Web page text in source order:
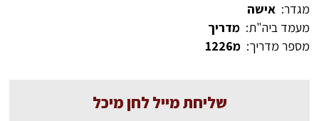
מגדר: אישה
מעמד ביה"ת: מדריך
מספר מדריך: מ1226
שליחת מייל לחן מיכל